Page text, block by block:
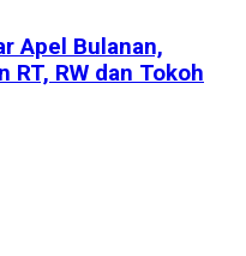
Apel Bulanan,
RW dan Tokoh